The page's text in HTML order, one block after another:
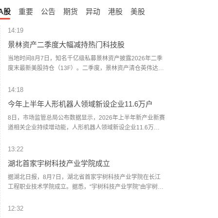
股 重要 公告 期货 异动 港股 美股
14:19
景林资产二季度大幅减持热门科技股
当地时间8月7日，知名千亿级私募景林资产披露2026年二季
度末最新美股持仓（13F）。二季度，景林资产清仓英伟达、
景林资产在二季度末的美股持仓市值从38.8亿美元大幅下降
时，景林资产也对部分半导体产业链公司进行了布局，包括
近期业绩超预期的美国光模块制造商AAOI（应用光电）。
14:18
今年上半年人形机器人领域新设企业11.6万户
8日，市场监管总局公布数据显示，2026年上半年新产业新赛
道相关企业持续增动能，人形机器人领域新设企业11.6万
企业转型加快，产业发展亮点纷呈。（新华社）
13:22
湖北首家宇树科技产业学院成立
据湖北日报，8月7日，湖北省首家宇树科技产业学院在长江
工程职业技术学院成立。据悉，“宇树科技产业学院”由宇树科
家任院长、校内教授任执行副院长”双院长制管理架构，聚焦
12:32